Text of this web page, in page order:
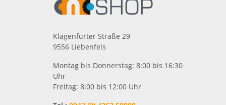
Klagenfurter Straße 29
9556 Liebenfels
Montag bis Donnerstag: 8:00 bis 16:30
Uhr
Freitag: 8:00 bis 12:00 Uhr